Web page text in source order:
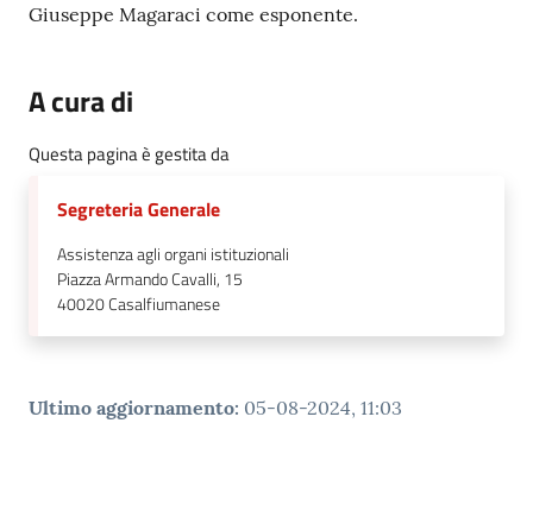
Giuseppe Magaraci come esponente.
A cura di
Questa pagina è gestita da
Segreteria Generale
Assistenza agli organi istituzionali
Piazza Armando Cavalli, 15
40020Casalfiumanese
Ultimo aggiornamento: 05-08-2024, 11:03